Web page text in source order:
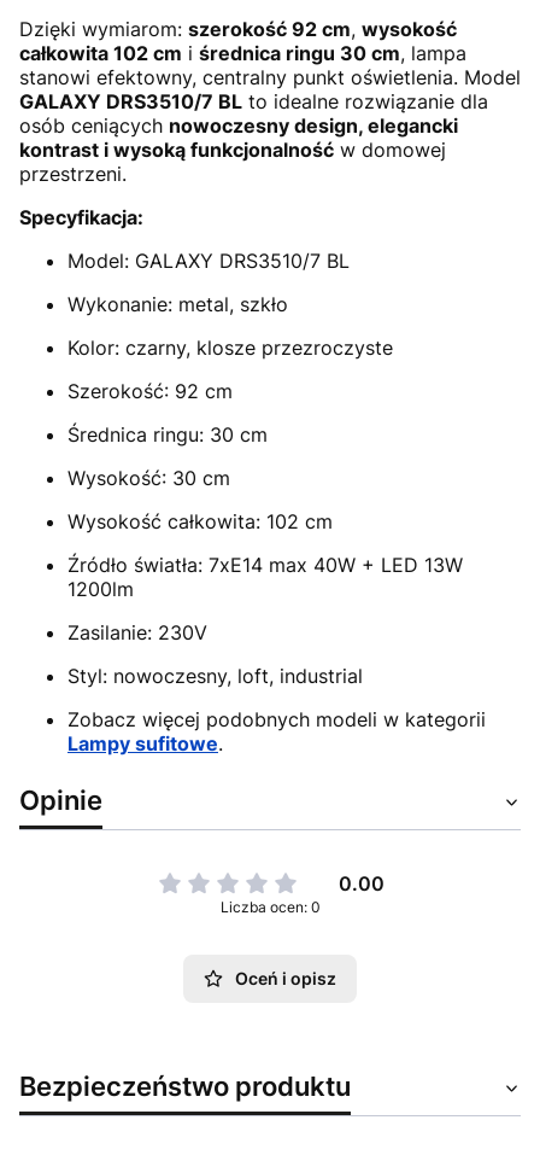
Dzięki wymiarom: szerokość 92 cm, wysokość
całkowita 102 cm i średnica ringu 30 cm, lampa
stanowi efektowny, centralny punkt oświetlenia. Model
GALAXY DRS3510/7 BL to idealne rozwiązanie dla
osób ceniących nowoczesny design, elegancki
kontrast i wysoką funkcjonalność w domowej
przestrzeni.
Specyfikacja:
Model: GALAXY DRS3510/7 BL
Wykonanie: metal, szkło
Kolor: czarny, klosze przezroczyste
Szerokość: 92 cm
Średnica ringu: 30 cm
Wysokość: 30 cm
Wysokość całkowita: 102 cm
Źródło światła: 7xE14 max 40W + LED 13W
1200lm
Zasilanie: 230V
Styl: nowoczesny, loft, industrial
Zobacz więcej podobnych modeli w kategorii
Lampy sufitowe.
Opinie
0.00
Liczba ocen: 0
Oceń i opisz
Bezpieczeństwo produktu